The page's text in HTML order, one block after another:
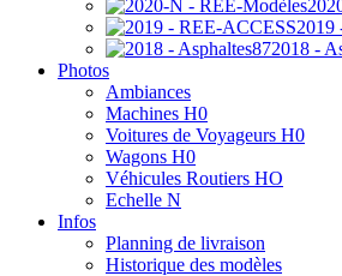
2019
2018 -
Photos
Ambiances
Machines H0
Voitures de Voyageurs H0
Wagons H0
Véhicules Routiers HO
Echelle N
Infos
Planning de livraison
Historique des modèles